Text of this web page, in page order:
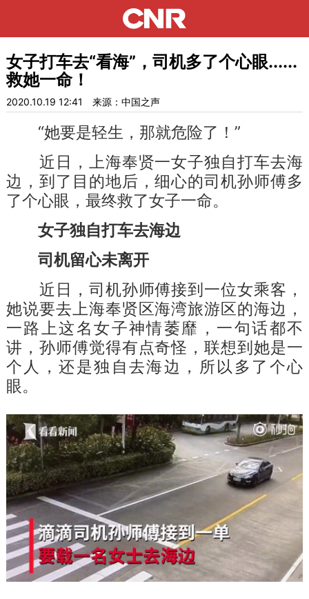
女子打车去“看海”，司机多了个心眼......
救她一命！
2020.10.19 12:41 来源：中国之声
“她要是轻生，那就危险了！”
近日，上海奉贤一女子独自打车去海
边，到了目的地后，细心的司机孙师傅多
了个心眼，最终救了女子一命。
女子独自打车去海边
司机留心未离开
近日，司机孙师傅接到一位女乘客，
她说要去上海奉贤区海湾旅游区的海边，
一路上这名女子神情萎靡，一句话都不
讲，孙师傅觉得有点奇怪，联想到她是一
个人，还是独自去海边，所以多了个心
眼。